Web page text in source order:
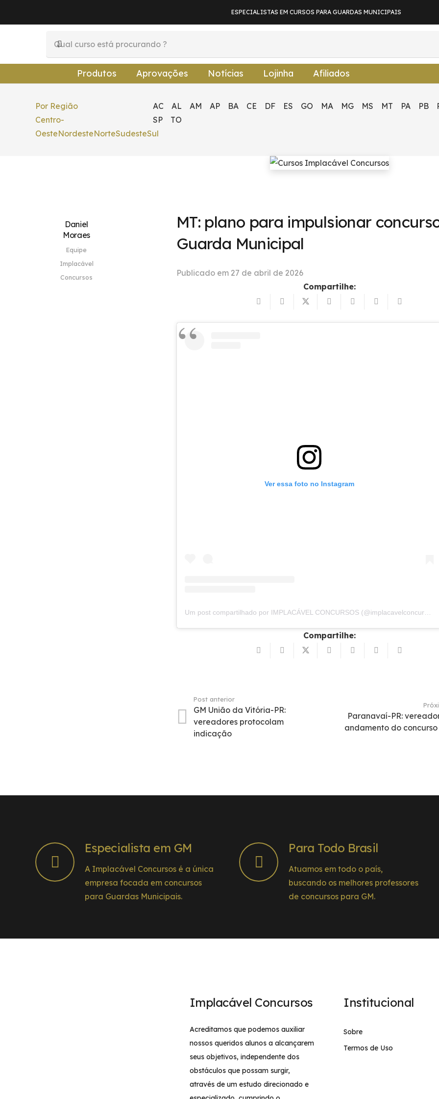
ESPECIALISTAS EM CURSOS PARA GUARDAS MUNICIPAIS
Produtos Aprovações Notícias Lojinha Afiliados
Por Região
Centro-
OesteNordesteNorteSudesteSul
AC AL AM AP BA CE DF ES GO MA MG MS MT PA PB
SP
TO
Daniel
Moraes
Equipe
Implacável
Concursos
MT: plano para impulsionar
Guarda Municipal
Publicado em 27 de abril de 2026
Compartilhe:
Ver essa foto no Instagram
Compartilhe:
Post anterior
GM União da Vitória-PR:
vereadores protocolam
indicação
Paranavaí-PR:
andamento do concurso
Especialista em GM
A Implacável Concursos é a única
empresa focada em concursos
para Guardas Municipais.
Para Todo Brasil
Atuamos em todo o país,
buscando os melhores professores
de concursos para GM.
Implacável Concursos
Acreditamos que podemos auxiliar
nossos queridos alunos a alcançarem
seus objetivos, independente dos
obstáculos que possam surgir,
através de um estudo direcionado e
Institucional
Sobre
Termos de Uso